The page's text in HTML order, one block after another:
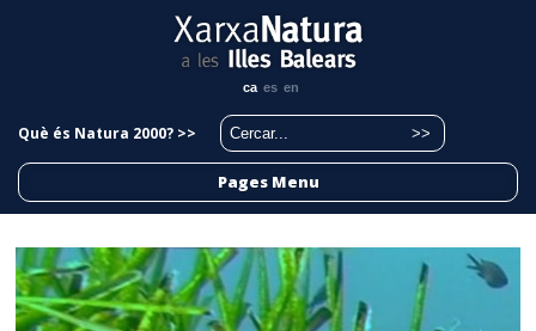
ca es en
Què és Natura 2000? >>
Pages Menu